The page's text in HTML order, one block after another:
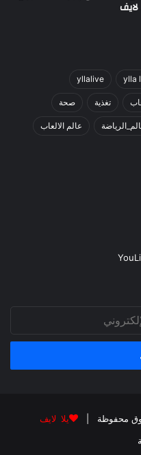
ylla
yllalive
تغذية صحة
عالم الالعاب
يلا لايف